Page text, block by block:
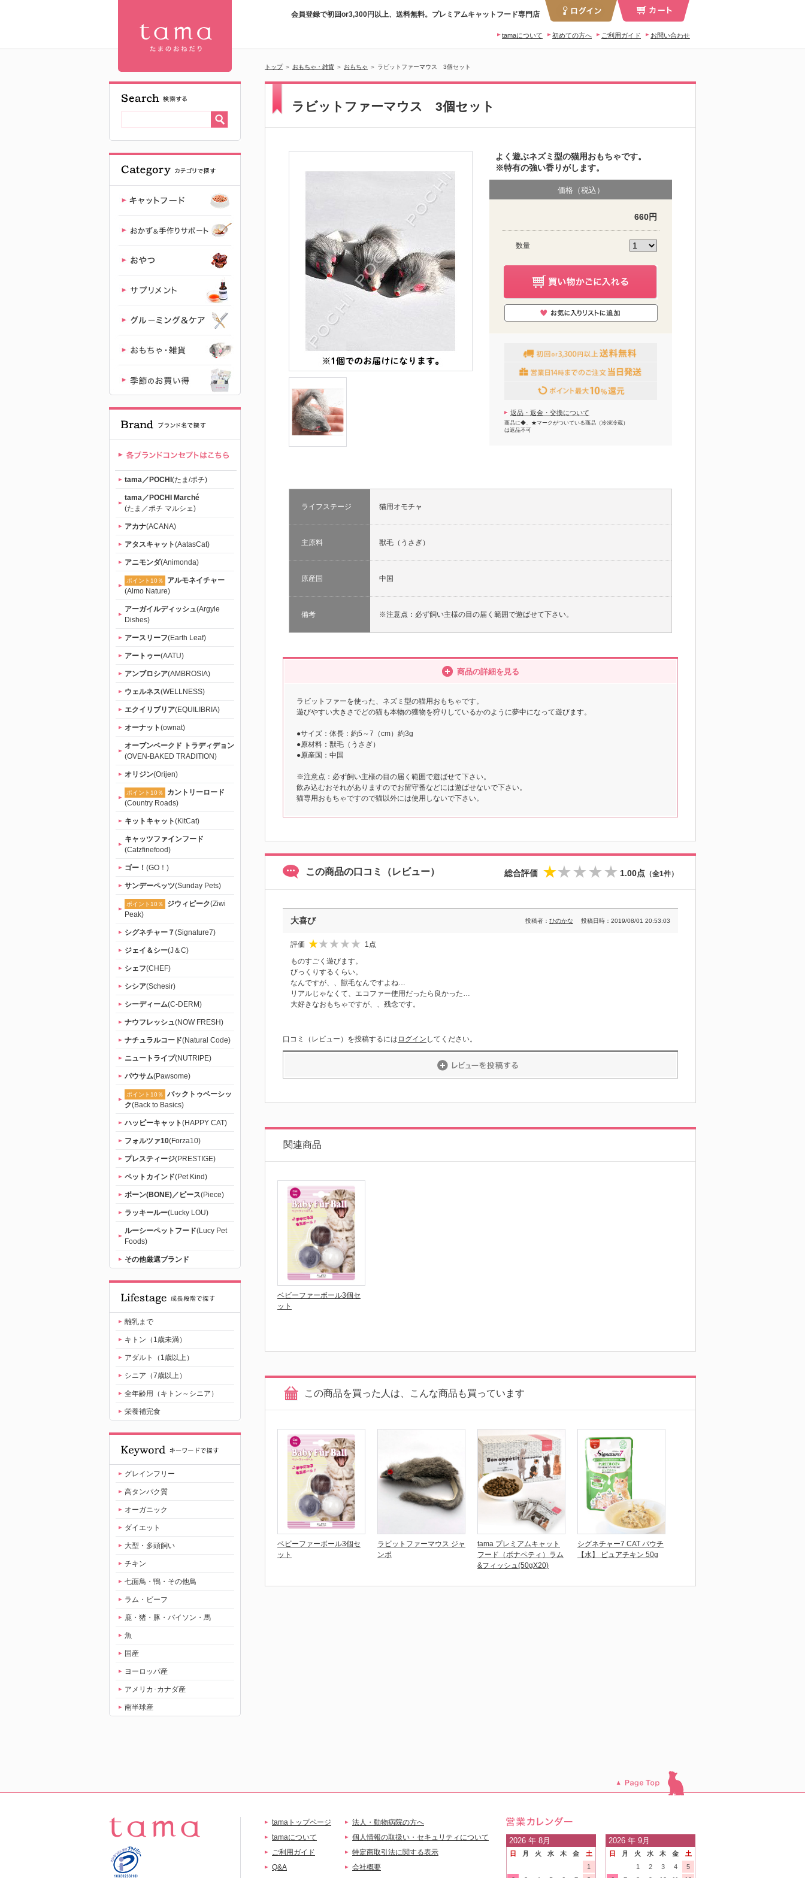
ラビットフ
ァーマウス3
個セット |
【公式】プ
レミアムキ
ャットフー
ド専門店
「たまのお
ねだり
（tama）」
｜初回送料
無料
会員登録で初回or3,300円以上、送料無料。プレミアムキャットフード専門店
お問い合わせ
ご利用ガイド
初めての方へ
tamaについて
トップ ＞ おもちゃ・雑貨 ＞ おもちゃ ＞ ラビットファーマウス 3個セット
tama／POCHI (たま/ポチ)
tama／POCHI Marché
(たま／ポチ マルシェ)
アカナ(ACANA)
アタスキャット(AatasCat)
アニモンダ(Animonda)
ポイント10％
アルモネイチャー
(Almo Nature)
アーガイルディッシュ(Argyle
Dishes)
アースリーフ(Earth Leaf)
アートゥー(AATU)
アンブロシア(AMBROSIA)
ウェルネス(WELLNESS)
エクイリブリア(EQUILIBRIA)
オーナット(ownat)
オーブンベークド トラディデョン
(OVEN-BAKED TRADITION)
オリジン(Orijen)
ポイント10％
カントリーロード
(Country Roads)
キットキャット(KitCat)
キャッツファインフード
(Catzfinefood)
ゴー！ (GO！)
サンデーペッツ(Sunday Pets)
ポイント10％ ジウィピーク(Ziwi
Peak)
シグネチャー７(Signature7)
ジェイ＆シー(J＆C)
シェフ(CHEF)
シシア(Schesir)
シーディーム(C-DERM)
ナウフレッシュ(NOW FRESH)
ナチュラルコード(Natural Code)
ニュートライプ(NUTRIPE)
パウサム(Pawsome)
ポイント10％
バックトゥベーシッ
ク(Back to Basics)
ハッピーキャット(HAPPY CAT)
フォルツァ10(Forza10)
プレスティージ(PRESTIGE)
ペットカインド(Pet Kind)
ボーン(BONE)／ピース(Piece)
ラッキールー(Lucky LOU)
ルーシーペットフード(Lucy Pet
Foods)
その他厳選ブランド
離乳まで
キトン（1歳未満）
アダルト（1歳以上）
シニア（7歳以上）
全年齢用（キトン～シニア）
栄養補完食
グレインフリー
高タンパク質
オーガニック
ダイエット
大型・多頭飼い
チキン
七面鳥・鴨・その他鳥
ラム・ビーフ
鹿・猪・豚・バイソン・馬
魚
国産
ヨーロッパ産
アメリカ･カナダ産
南半球産
ラビットファーマウス 3個セット
よく遊ぶネズミ型の猫用おもちゃです。
※特有の強い香りがします。
価格（税込）
660円
数量
返品・返金・交換について
商品に◆、★マークがついている商品（冷凍冷蔵）
は返品不可
ライフステージ 猫用オモチャ
主原料 獣毛（うさぎ）
原産国 中国
備考 ※注意点：必ず飼い主様の目の届く範囲で遊ばせて下さい。
商品の詳細を見る
ラビットファーを使った、ネズミ型の猫用おもちゃです。
遊びやすい大きさでどの猫も本物の獲物を狩りしているかのように夢中になって遊びます。
●サイズ：体長：約5～7（cm）約3g
●原材料：獣毛（うさぎ）
●原産国：中国
※注意点：必ず飼い主様の目の届く範囲で遊ばせて下さい。
飲み込むおそれがありますのでお留守番などには遊ばせないで下さい。
猫専用おもちゃですので猫以外には使用しないで下さい。
この商品の口コミ（レビュー） 総合評価 1.00点 （全1件）
大喜び 投稿者： ひのかな 投稿日時：2019/08/01 20:53:03
評価
1点
ものすごく遊びます。
びっくりするくらい。
なんですが、、獣毛なんですよね…
リアルじゃなくて、エコファー使用だったら良かった…
大好きなおもちゃですが、、残念です。
口コミ（レビュー）を投稿するには ログイン してください。
関連商品
ベビーファーボール3個セ
ット
この商品を買った人は、こんな商品も買っています
ベビーファーボール3個セ
ット
ラビットファーマウス ジャ
ンボ
tama プレミアムキャット
フード（ボナペティ）ラム
&フィッシュ(50gX20)
シグネチャー7 CAT パウチ
【水】 ピュアチキン 50g
tamaトップページ
tamaについて
ご利用ガイド
Q&A
法人・動物病院の方へ
個人情報の取扱い・セキュリティについて
特定商取引法に関する表示
会社概要
営業日の
ご案内
2026 年 8月
日 月 火 水 木 金
土
1
2026 年 9月
日 月 火 水 木 金
土
1
2 3 4
5